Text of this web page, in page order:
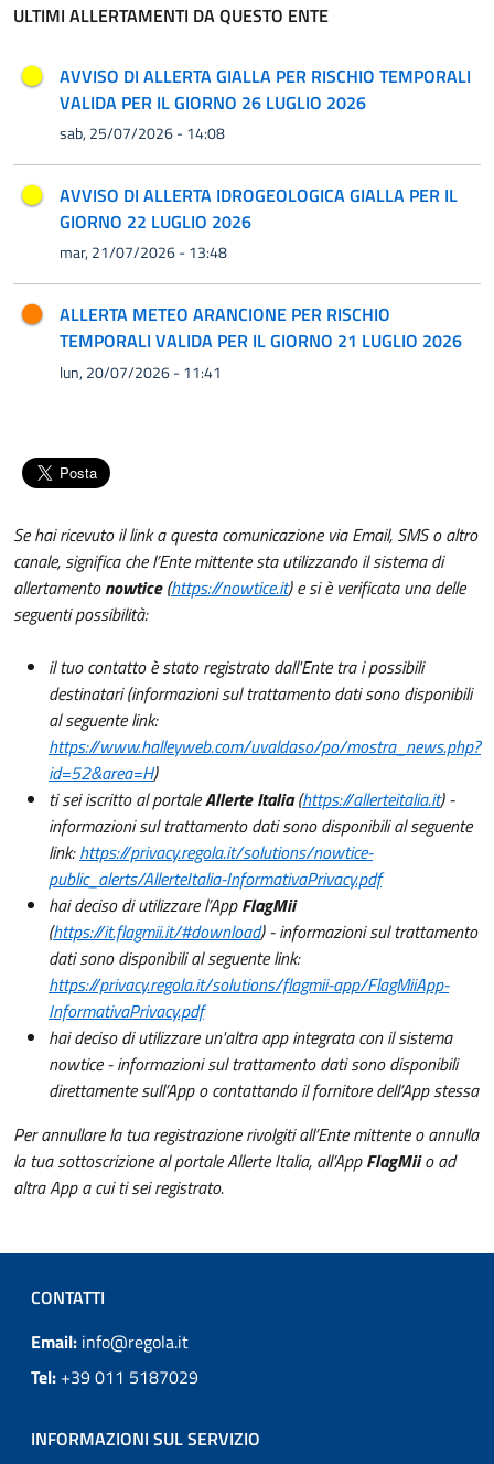
ULTIMI ALLERTAMENTI DA QUESTO ENTE
AVVISO DI ALLERTA GIALLA PER RISCHIO TEMPORALI
VALIDA PER IL GIORNO 26 LUGLIO 2026
sab, 25/07/2026 - 14:08
AVVISO DI ALLERTA IDROGEOLOGICA GIALLA PER IL
GIORNO 22 LUGLIO 2026
mar, 21/07/2026 - 13:48
ALLERTA METEO ARANCIONE PER RISCHIO
TEMPORALI VALIDA PER IL GIORNO 21 LUGLIO 2026
lun, 20/07/2026 - 11:41
Se hai ricevuto il link a questa comunicazione via Email, SMS o altro
canale, significa che l’Ente mittente sta utilizzando il sistema di
allertamentonowtice(https://nowtice.it) e si è verificata una delle
seguenti possibilità:
il tuo contatto è stato registrato dall'Ente tra i possibili
destinatari (informazioni sul trattamento dati sono disponibili
al seguente link:
https://www.halleyweb.com/uvaldaso/po/mostra_news.php?
id=52&area=H)
ti sei iscritto al portaleAllerte Italia(https://allerteitalia.it) -
informazioni sul trattamento dati sono disponibili al seguente
link:https://privacy.regola.it/solutions/nowtice-
public_alerts/AllerteItalia-InformativaPrivacy.pdf
hai deciso di utilizzare l’AppFlagMii
(https://it.flagmii.it/#download) - informazioni sul trattamento
dati sono disponibili al seguente link:
https://privacy.regola.it/solutions/flagmii-app/FlagMiiApp-
InformativaPrivacy.pdf
hai deciso di utilizzare un'altra app integrata con il sistema
nowtice - informazioni sul trattamento dati sono disponibili
direttamente sull’App o contattando il fornitore dell’App stessa
Per annullare la tua registrazione rivolgiti all’Ente mittente o annulla
la tua sottoscrizione al portale Allerte Italia, all’AppFlagMiio ad
altra App a cui ti sei registrato.
CONTATTI
Email: info@regola.it
Tel: +39 011 5187029
INFORMAZIONI SUL SERVIZIO